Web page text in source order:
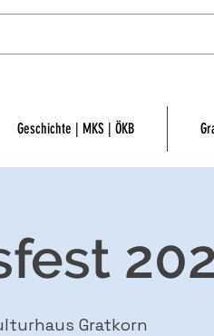
Geschichte | MKS | ÖKB
Gratkorn